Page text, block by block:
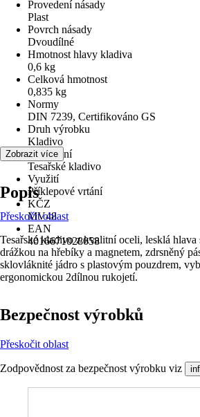
Provedení násady
Plast
Povrch násady
Dvoudílné
Hmotnost hlavy kladiva
0,6 kg
Celková hmotnost
0,835 kg
Normy
DIN 7239, Certifikováno GS
Druh výrobku
Kladivo
Provedení
Tesařské kladivo
Využití
Příklepové vrtání
KČZ
MV48
EAN
4016671028058
Zobrazit více
Popis
Přeskočit oblast
Tesařské kladivo z kvalitní oceli, lesklá hlava
drážkou na hřebíky a magnetem, zdrsněný
sklovláknité jádro s plastovým pouzdrem,
ergonomickou 2dílnou rukojetí.
Bezpečnost výrobků
Přeskočit oblast
Zodpovědnost za bezpečnost výrobku viz